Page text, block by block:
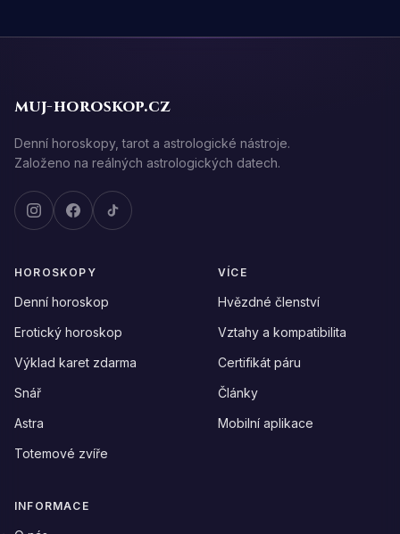
muj-horoskop.cz
Denní horoskopy, tarot a astrologické nástroje.
Založeno na reálných astrologických datech.
HOROSKOPY
Denní horoskop
Erotický horoskop
Výklad karet zdarma
Snář
Astra
Totemové zvíře
VÍCE
Hvězdné členství
Vztahy a kompatibilita
Certifikát páru
Články
Mobilní aplikace
INFORMACE